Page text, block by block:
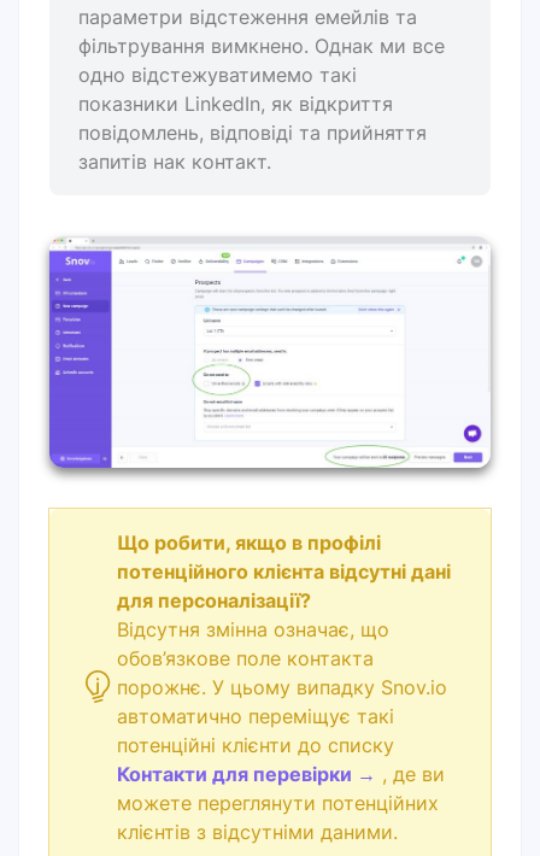
параметри відстеження емейлів та
фільтрування вимкнено. Однак ми все
одно відстежуватимемо такі
показники LinkedIn, як відкриття
повідомлень, відповіді та прийняття
запитів нак контакт.
Що робити, якщо в профілі
потенційного клієнта відсутні дані
для персоналізації?
Відсутня змінна означає, що
обов’язкове поле контакта
порожнє. У цьому випадку Snov.io
автоматично переміщує такі
потенційні клієнти до списку
Контакти для перевірки → , де ви
можете переглянути потенційних
клієнтів з відсутніми даними.